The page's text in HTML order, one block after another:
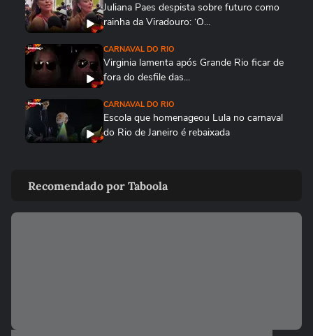
Juliana Paes despista sobre futuro como
rainha da Viradouro: ‘O...
CARNAVAL DO RIO
Virginia lamenta após Grande Rio ficar de
fora do desfile das...
CARNAVAL DO RIO
Escola que homenageou Lula no carnaval
do Rio de Janeiro é rebaixada
após anúncio de escola...
CARNAVAL DO RIO
Recomendado por Taboola